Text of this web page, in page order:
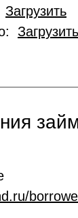
Загрузить
Загрузить